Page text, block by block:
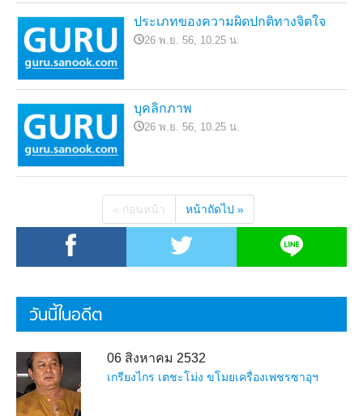
ประเภทของความผิดปกติทางจิตใจ
26 พ.ย. 56, 10.25 น.
บุคลิกภาพ
26 พ.ย. 56, 10.25 น.
« ก่อนหน้า หน้าถัดไป »
วันนี้ในอดีต
06 สิงหาคม 2532
เกรียงไกร เตชะโม่ง ขโมยเครื่องเพชรซาอุฯ